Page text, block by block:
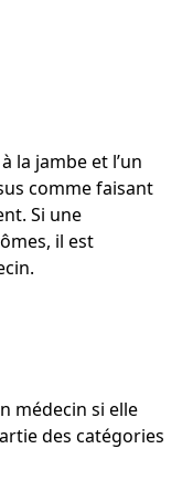
la jambe et l’un
comme faisant
Si une
il est
médecin si elle
des catégories